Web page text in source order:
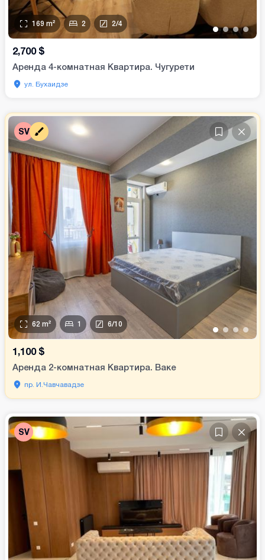
••••
169 m² 2 2/4
2,700 $
Аренда 4-комнатная Квартира. Чугурети
ул. Бухаидзе
SV
• • ••
62 m² 1 6/10
1,100 $
Аренда 2-комнатная Квартира. Ваке
пр. И.Чавчавадзе
SV